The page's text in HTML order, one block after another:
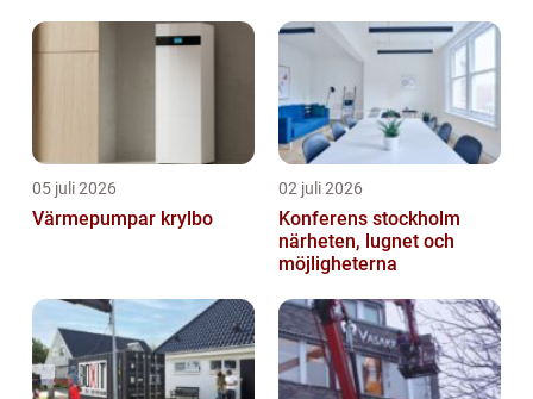
05 juli 2026
Värmepumpar krylbo
02 juli 2026
Konferens stockholm
närheten, lugnet och
möjligheterna